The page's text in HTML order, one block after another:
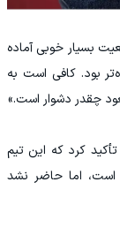
جام جهانی ۲۰۱۸ در وضعیت بسیار خوبی آماده
بود. کافی است به
چقدر دشوار است.»
شانس اسپانیا در جام جهانی ۲۰۲۶ نیز تأکید کرد که این تیم
است، اما حاضر نشد